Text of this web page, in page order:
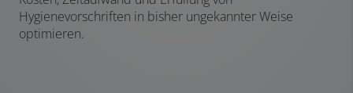
Hygienevorschriften in bisher ungekannter Weise
optimieren.